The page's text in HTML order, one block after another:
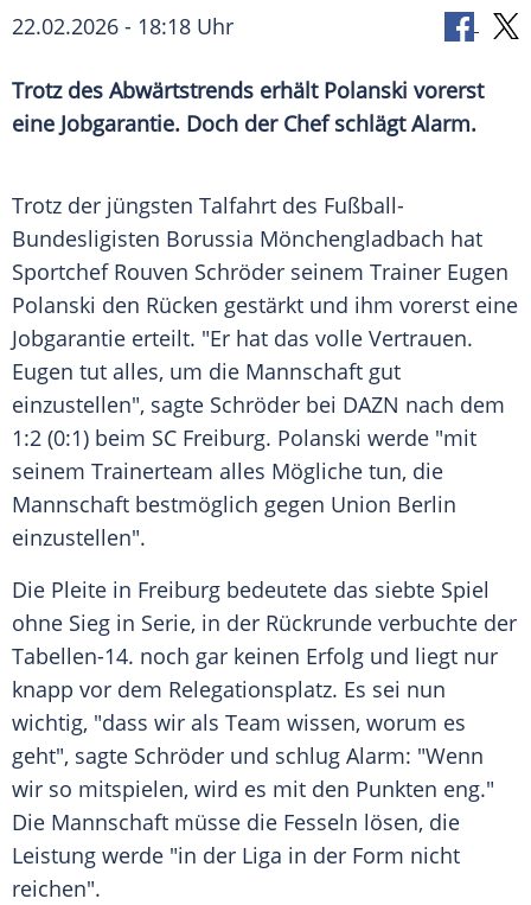
22.02.2026 - 18:18 Uhr
Trotz des Abwärtstrends erhält Polanski vorerst
eine Jobgarantie. Doch der Chef schlägt Alarm.
Trotz der jüngsten Talfahrt des Fußball-
Bundesligisten Borussia Mönchengladbach hat
Sportchef Rouven Schröder seinem Trainer Eugen
Polanski den Rücken gestärkt und ihm vorerst eine
Jobgarantie erteilt. "Er hat das volle Vertrauen.
Eugen tut alles, um die Mannschaft gut
einzustellen", sagte Schröder bei DAZN nach dem
1:2 (0:1) beim SC Freiburg. Polanski werde "mit
seinem Trainerteam alles Mögliche tun, die
Mannschaft bestmöglich gegen Union Berlin
einzustellen".
Die Pleite in Freiburg bedeutete das siebte Spiel
ohne Sieg in Serie, in der Rückrunde verbuchte der
Tabellen-14. noch gar keinen Erfolg und liegt nur
knapp vor dem Relegationsplatz. Es sei nun
wichtig, "dass wir als Team wissen, worum es
geht", sagte Schröder und schlug Alarm: "Wenn
wir so mitspielen, wird es mit den Punkten eng."
Die Mannschaft müsse die Fesseln lösen, die
Leistung werde "in der Liga in der Form nicht
reichen".